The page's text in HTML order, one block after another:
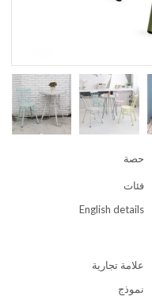
حصة
فئات
English details
علامة تجارية
نموذج